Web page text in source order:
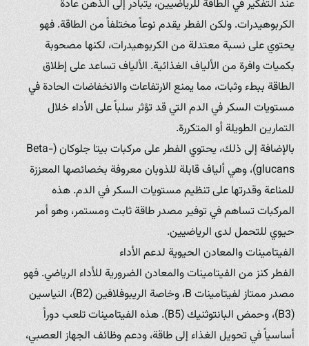
عند التفكير في الطاقة للرياضيين، يتبادر إلى الذهن عادة
الكربوهيدرات. ولكن الفطر يقدم نوعاً مختلفاً من الطاقة. فهو
يحتوي على نسبة معتدلة من الكربوهيدرات، لكنها مصحوبة
بكميات وافرة من الألياف الغذائية. الألياف تساعد على إطلاق
الطاقة ببطء وثبات، مما يمنع الارتفاعات والانخفاضات الحادة في
مستويات السكر في الدم التي قد تؤثر سلباً على الأداء خلال
التمارين الطويلة أو المتكررة.
بالإضافة إلى ذلك، يحتوي الفطر على مركبات بيتا جلوكان (Beta-
glucans)، وهي ألياف قابلة للذوبان معروفة بخصائصها المعززة
للمناعة وقدرتها على تنظيم مستويات السكر في الدم. هذه
المركبات تساهم في توفير مصدر طاقة ثابت ومستمر، وهو أمر
حيوي للتحمل لدى الرياضيين.
الفيتامينات والمعادن الحيوية لدعم الأداء
الفطر كنز من الفيتامينات والمعادن الضرورية للأداء الرياضي. فهو
مصدر ممتاز لفيتامينات B، وخاصة الريبوفلافين (B2)، النياسين
(B3)، وحمض البانتوثنيك (B5). هذه الفيتامينات تلعب دوراً
أساسياً في تحويل الغذاء إلى طاقة، ودعم وظائف الجهاز العصبي،